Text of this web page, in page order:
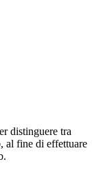
distinguere tra
al fine di effettuare